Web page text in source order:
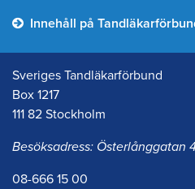
Innehåll på
Sveriges Tandläkarförbund
Box 1217
111 82 Stockholm
Besöksadress: Österlånggatan
08-666 15 00